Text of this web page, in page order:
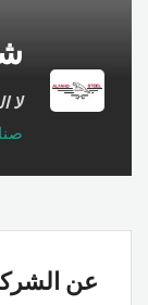
لا
عن